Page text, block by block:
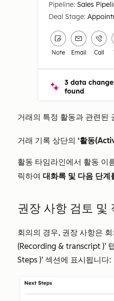
거래의 특정 활동과 관련된
거래 기록 상단의 ‘활동
활동 타임라인에서 활동 이
릭하여 대화록 및 다음 단계
권장 사항 검토 및
회의의 경우, 권장 사항은
(Recording & transcript )’
Steps )’ 섹션에 표시됩니다: